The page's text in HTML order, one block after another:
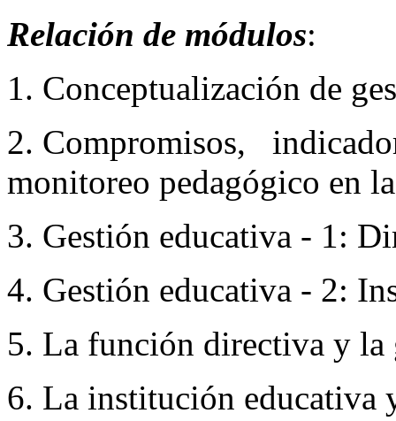
Relación de módulos:
1. Conceptualización de
2. Compromisos,
monitoreo pedagógico en
3. Gestión educativa - 1:
4. Gestión educativa - 2:
5. La función directiva y la
6. La institución educativa